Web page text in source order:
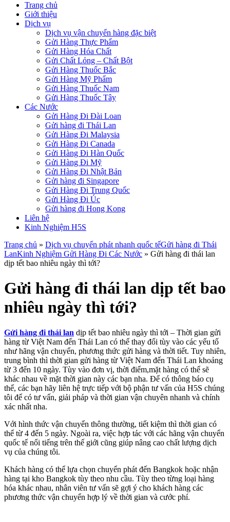
Trang chủ
Giới thiệu
Dịch vụ
Dịch vụ vận chuyển hàng đặc biệt
Gửi Hàng Thực Phẩm
Gửi Hàng Hóa Chất
Gửi Chất Lỏng – Chất Bột
Gửi Hàng Thuốc Bắc
Gửi Hàng Mỹ Phẩm
Gửi Hàng Thuốc Nam
Gửi Hàng Thuốc Tây
Các Nước
Gửi Hàng Đi Đài Loan
Gửi hàng đi Thái Lan
Gửi Hàng Đi Malaysia
Gửi Hàng Đi Canada
Gửi Hàng Đi Hàn Quốc
Gửi Hàng Đi Mỹ
Gửi Hàng Đi Nhật Bản
Gửi hàng đi Singapore
Gửi Hàng Đi Trung Quốc
Gửi Hàng Đi Úc
Gửi hàng đi Hong Kong
Liên hệ
Kinh Nghiệm H5S
Trang chủ » Dịch vụ chuyển phát nhanh quốc tếGửi hàng đi Thái
LanKinh Nghiệm Gửi Hàng Đi Các Nước » Gửi hàng đi thái lan
dịp tết bao nhiêu ngày thì tới?
Gửi hàng đi thái lan dịp tết bao
nhiêu ngày thì tới?
Gửi hàng đi thái lan dịp tết bao nhiêu ngày thì tới – Thời gian gửi
hàng từ Việt Nam đến Thái Lan có thể thay đổi tùy vào các yếu tố
như hãng vận chuyển, phương thức gửi hàng và thời tiết. Tuy nhiên,
trung bình thì thời gian gửi hàng từ Việt Nam đến Thái Lan khoảng
từ 3 đến 10 ngày. Tùy vào đơn vị, thời điểm,mặt hàng có thể sẽ
khác nhau về mặt thời gian này các bạn nha. Để có thông báo cụ
thể, các bạn hãy liên hệ trực tiếp với bộ phận tư vấn của H5S chúng
tôi để có tư vấn, giải pháp và thời gian vận chuyên nhanh và chính
xác nhất nha.
Với hình thức vận chuyển thông thường, tiết kiệm thì thời gian có
thể từ 4 đến 5 ngày. Ngoài ra, việc hợp tác với các hãng vận chuyển
quốc tế nổi tiếng trên thế giới cũng giúp nâng cao chất lượng dịch
vụ của chúng tôi.
Khách hàng có thể lựa chọn chuyển phát đến Bangkok hoặc nhận
hàng tại kho Bangkok tùy theo nhu cầu. Tùy theo từng loại hàng
hóa khác nhau, nhân viên tư vấn sẽ gợi ý cho khách hàng các
phương thức vận chuyển hợp lý về thời gian và cước phí.